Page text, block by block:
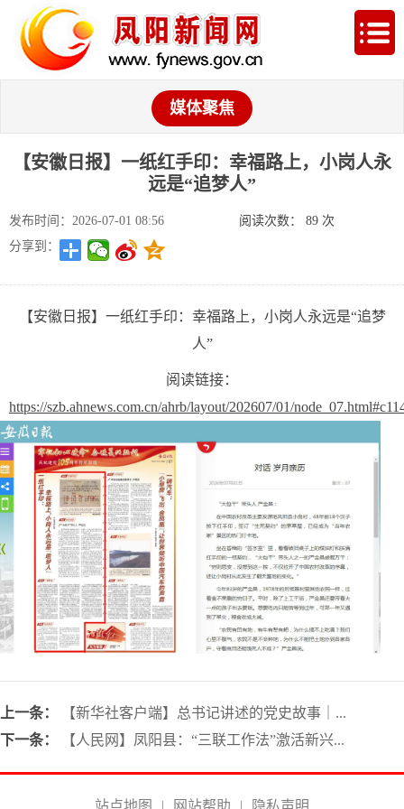
媒体聚焦
【安徽日报】一纸红手印：幸福路上，小岗人永
远是“追梦人”
发布时间：2026-07-01 08:56 阅读次数： 89次
分享到：
【安徽日报】一纸红手印：幸福路上，小岗人永远是“追梦
人”
阅读链接：
https://szb.ahnews.com.cn/ahrb/layout/202607/01/
上一条：
【新华社客户端】总书记讲述的党史故事｜...
下一条：
【人民网】凤阳县：“三联工作法”激活新兴...